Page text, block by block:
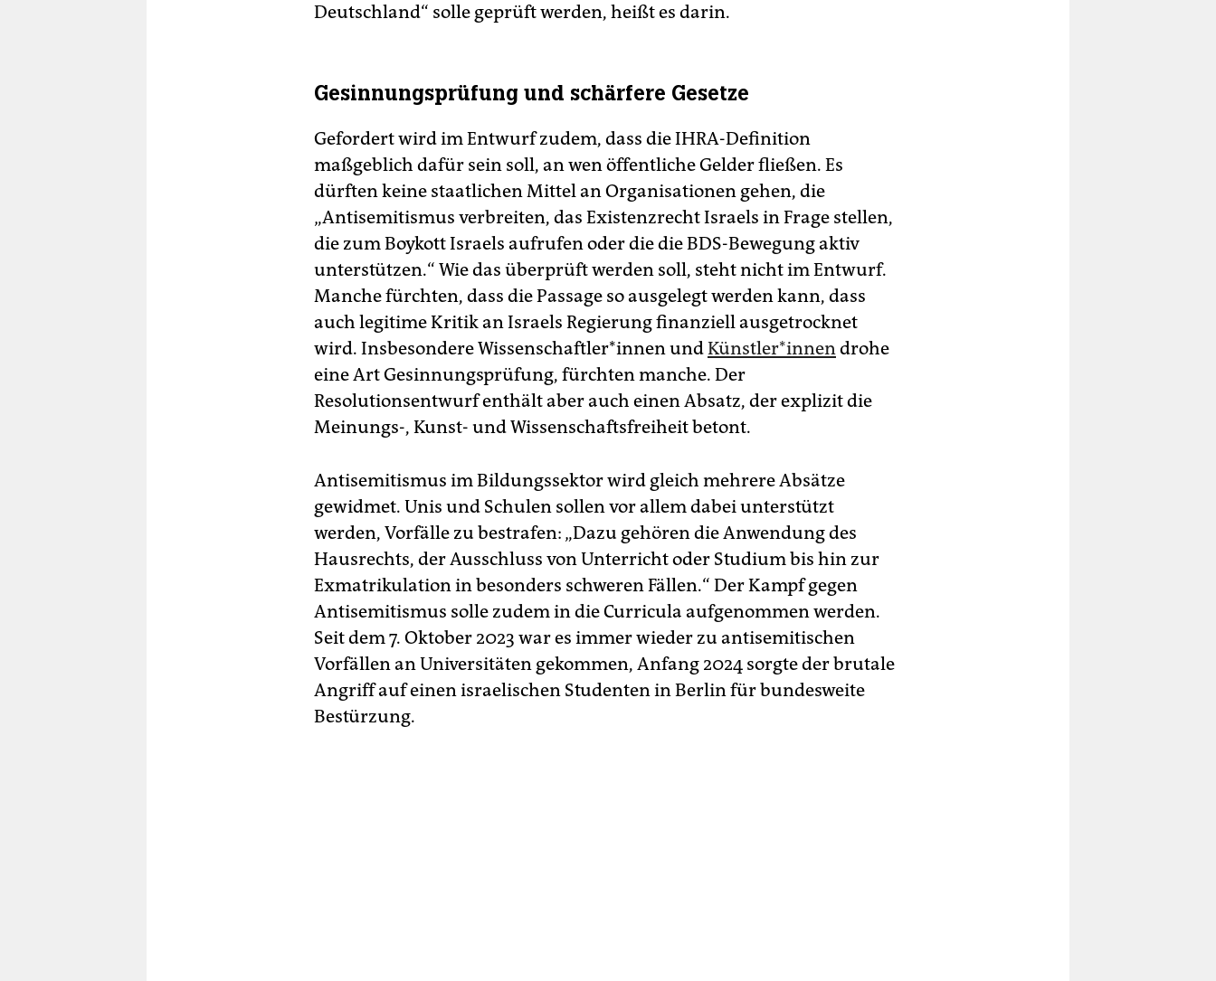
Deutschland“ solle geprüft werden, heißt es darin.
Gesinnungsprüfung und schärfere Gesetze
Gefordert wird im Entwurf zudem, dass die IHRA-Definition
maßgeblich dafür sein soll, an wen öffentliche Gelder fließen. Es
dürften keine staatlichen Mittel an Organisationen gehen, die
„Antisemitismus verbreiten, das Existenzrecht Israels in Frage stellen,
die zum Boykott Israels aufrufen oder die die BDS-Bewegung aktiv
unterstützen.“ Wie das überprüft werden soll, steht nicht im Entwurf.
Manche fürchten, dass die Passage so ausgelegt werden kann, dass
auch legitime Kritik an Israels Regierung finanziell ausgetrocknet
wird. Insbesondere Wis­sen­schaft­le­r*in­nen undKünst­le­r*in­nendrohe
eine Art Gesinnungsprüfung, fürchten manche. Der
Resolutionsentwurf enthält aber auch einen Absatz, der explizit die
Meinungs-, Kunst- und Wissenschaftsfreiheit betont.
Antisemitismus im Bildungssektor wird gleich mehrere Absätze
gewidmet. Unis und Schulen sollen vor allem dabei unterstützt
werden, Vorfälle zu bestrafen: „Dazu gehören die Anwendung des
Hausrechts, der Ausschluss von Unterricht oder Studium bis hin zur
Exmatrikulation in besonders schweren Fällen.“ Der Kampf gegen
Antisemitismus solle zudem in die Curricula aufgenommen werden.
Seit dem 7. Oktober 2023 war es immer wieder zu antisemitischen
Vorfällen an Universitäten gekommen, Anfang 2024 sorgte der brutale
Angriff auf einen israelischen Studenten in Berlin für bundesweite
Bestürzung.